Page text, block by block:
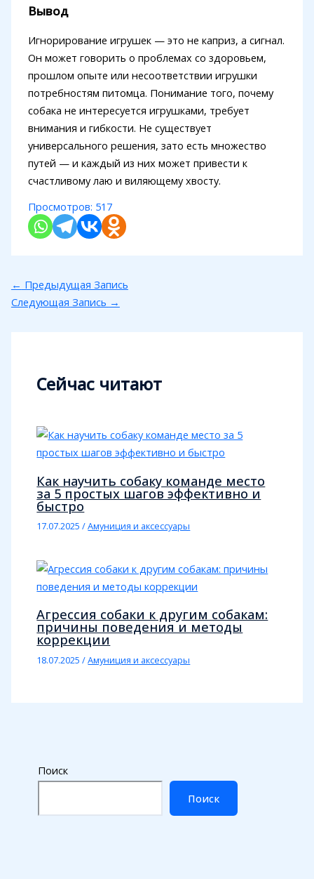
Вывод
Игнорирование игрушек — это не каприз, а сигнал.
Он может говорить о проблемах со здоровьем,
прошлом опыте или несоответствии игрушки
потребностям питомца. Понимание того, почему
собака не интересуется игрушками, требует
внимания и гибкости. Не существует
универсального решения, зато есть множество
путей — и каждый из них может привести к
счастливому лаю и виляющему хвосту.
Просмотров: 517
← Предыдущая Запись
Следующая Запись →
Сейчас читают
Как научить собаку команде место
за 5 простых шагов эффективно и
быстро
17.07.2025/Амуниция и аксессуары
Агрессия собаки к другим собакам:
причины поведения и методы
коррекции
18.07.2025/Амуниция и аксессуары
Поиск
Поиск